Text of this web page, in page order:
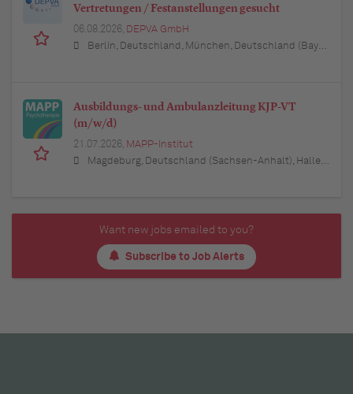
Vertretungen / Festanstellungen gesucht
06.08.2026, DEPVA GmbH
Berlin, Deutschland, München, Deutschland (Bayern), Hamburg, Deutschland, Düsseldorf, Deutschland (Nordrhein-Westfalen), Köln, Deutschland (Nordrhein-Westfalen), Essen, Deutschland (Nordrhein-Westfalen), Dortmund, Deutschland (Nordrhein-Westfalen), Stuttgart, Deutschland (Baden-Württemberg), Heilbronn, Deutschland (Baden-Württemberg), Hannover, Deutschland (Niedersachsen), Rostock, Deutschland (Mecklenburg-Vorpommern), Kiel, Deutschland (Schleswig-Holstein), Augsburg, Deutschland (Bayern), Nürnberg, Deutschland (Bayern), Frankfurt am Main, Deutschland (Hessen), Bremen, Deutschland, Schwerin, Deutschland (Mecklenburg-Vorpommern), Mainz, Deutschland (Rheinland-Pfalz), Saarbrücken, Deutschland (Saarland), Dresden, Deutschland (Sachsen), Magdeburg, Deutschland (Sachsen-Anhalt), Potsdam, Deutschland (Brandenburg), Erfurt, Deutschland (Thüringen), Würzburg, Deutschland (Bayern), Heilbronn, Deutschland (Baden-Württemberg), Leipzig, Deutschland (Sachsen)
Ausbildungs- und Ambulanzleitung KJP-VT
(m/w/d)
21.07.2026, MAPP-Institut
Magdeburg, Deutschland (Sachsen-Anhalt), Halle (Saale), Deutschland (Sachsen-Anhalt), Leipzig, Deutschland (Sachsen), Hannover, Deutschland (Niedersachsen), Berlin, Deutschland, Wolfsburg, Deutschland (Niedersachsen), Braunschweig, Deutschland (Niedersachsen), 39576 Stendal, Deutschland (Sachsen-Anhalt), 39 Haldensleben, Deutschland (Sachsen-Anhalt), Potsdam, Deutschland (Brandenburg)
Want new jobs emailed to you?
Subscribe to Job Alerts